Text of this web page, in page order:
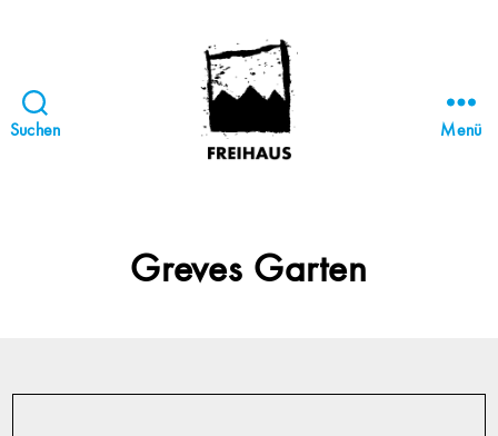
Suchen
STATTBAU
HAMBURG
Menü
Greves Garten